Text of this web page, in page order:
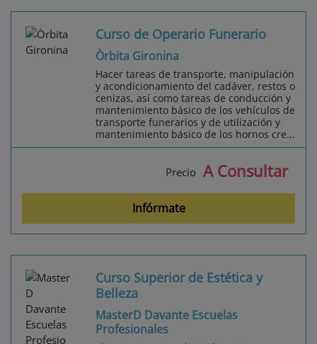
Curso de Operario Funerario
Òrbita Gironina
Hacer tareas de transporte, manipulación
y acondicionamiento del cadáver, restos o
cenizas, así como tareas de conducción y
mantenimiento básico de los vehículos de
transporte funerarios y de utilización y
mantenimiento básico de los hornos cre...
Precio A Consultar
Infórmate
Curso Superior de Estética y
Belleza
MasterD Davante Escuelas
Profesionales